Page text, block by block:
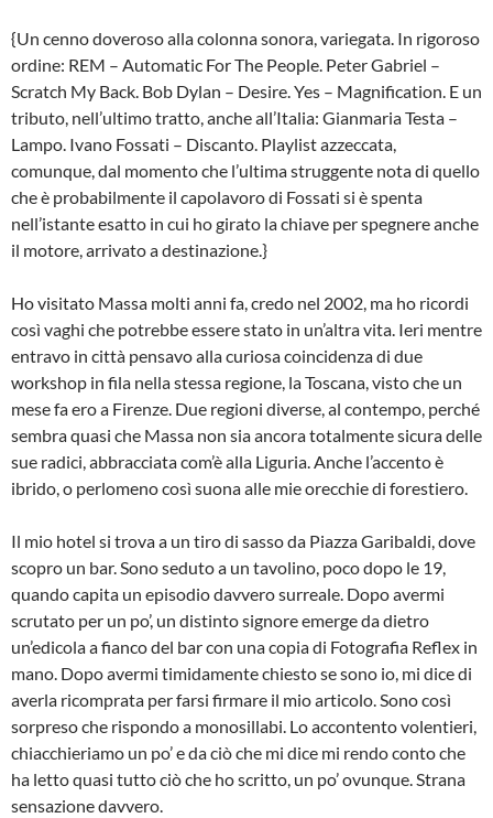
{Un cenno doveroso alla colonna sonora, variegata. In rigoroso
ordine: REM – Automatic For The People. Peter Gabriel –
Scratch My Back. Bob Dylan – Desire. Yes – Magnification. E un
tributo, nell’ultimo tratto, anche all’Italia: Gianmaria Testa –
Lampo. Ivano Fossati – Discanto. Playlist azzeccata,
comunque, dal momento che l’ultima struggente nota di quello
che è probabilmente il capolavoro di Fossati si è spenta
nell’istante esatto in cui ho girato la chiave per spegnere anche
il motore, arrivato a destinazione.}
Ho visitato Massa molti anni fa, credo nel 2002, ma ho ricordi
così vaghi che potrebbe essere stato in un’altra vita. Ieri mentre
entravo in città pensavo alla curiosa coincidenza di due
workshop in fila nella stessa regione, la Toscana, visto che un
mese fa ero a Firenze. Due regioni diverse, al contempo, perché
sembra quasi che Massa non sia ancora totalmente sicura delle
sue radici, abbracciata com’è alla Liguria. Anche l’accento è
ibrido, o perlomeno così suona alle mie orecchie di forestiero.
Il mio hotel si trova a un tiro di sasso da Piazza Garibaldi, dove
scopro un bar. Sono seduto a un tavolino, poco dopo le 19,
quando capita un episodio davvero surreale. Dopo avermi
scrutato per un po’, un distinto signore emerge da dietro
un’edicola a fianco del bar con una copia di Fotografia Reflex in
mano. Dopo avermi timidamente chiesto se sono io, mi dice di
averla ricomprata per farsi firmare il mio articolo. Sono così
sorpreso che rispondo a monosillabi. Lo accontento volentieri,
chiacchieriamo un po’ e da ciò che mi dice mi rendo conto che
ha letto quasi tutto ciò che ho scritto, un po’ ovunque. Strana
sensazione davvero.